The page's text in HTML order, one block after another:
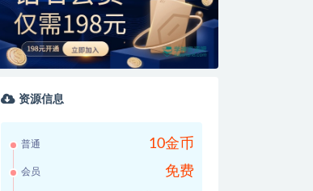
资源信息
普通 10金币
会员 免费